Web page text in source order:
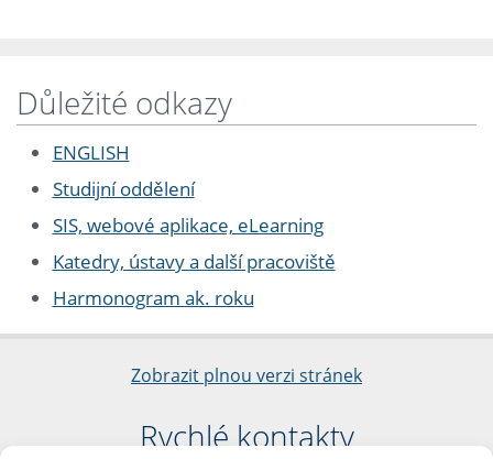
Důležité odkazy
ENGLISH
Studijní oddělení
SIS, webové aplikace, eLearning
Katedry, ústavy a další pracoviště
Harmonogram ak. roku
Zobrazit plnou verzi stránek
Rychlé kontakty